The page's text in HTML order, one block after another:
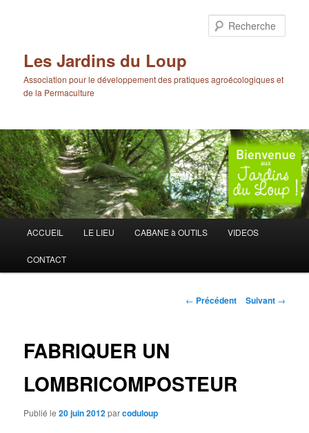
Les Jardins du Loup
Association pour le développement des pratiques agroécologiques et
de la Permaculture
principal
ACCUEIL LE LIEU CABANE à OUTILS VIDEOS
CONTACT
Navigation
← Précédent Suivant →
FABRIQUER UN
LOMBRICOMPOSTEUR
Publié le20 juin 2012parcoduloup